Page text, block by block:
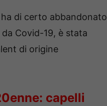
di certo abbandonato
Covid-19, è stata
di origine
capelli